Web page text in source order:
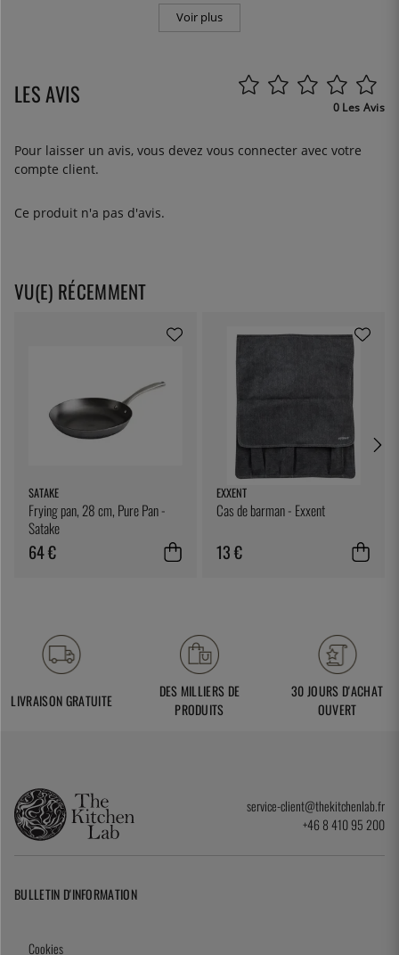
Voir plus
LES AVIS 0 Les Avis
Pour laisser un avis, vous devez vous connecter avec votre
compte client.
Ce produit n'a pas d'avis.
VU(E) RÉCEMMENT
SATAKE
Frying pan, 28 cm, Pure Pan -
Satake
64 €
EXXENT
Cas de barman - Exxent
13 €
LIVRAISON GRATUITE
DES MILLIERS DE
PRODUITS
30 JOURS D'ACHAT
OUVERT
service-client@thekitchenlab.fr
+46 8 410 95 200
BULLETIN D'INFORMATION
Cookies